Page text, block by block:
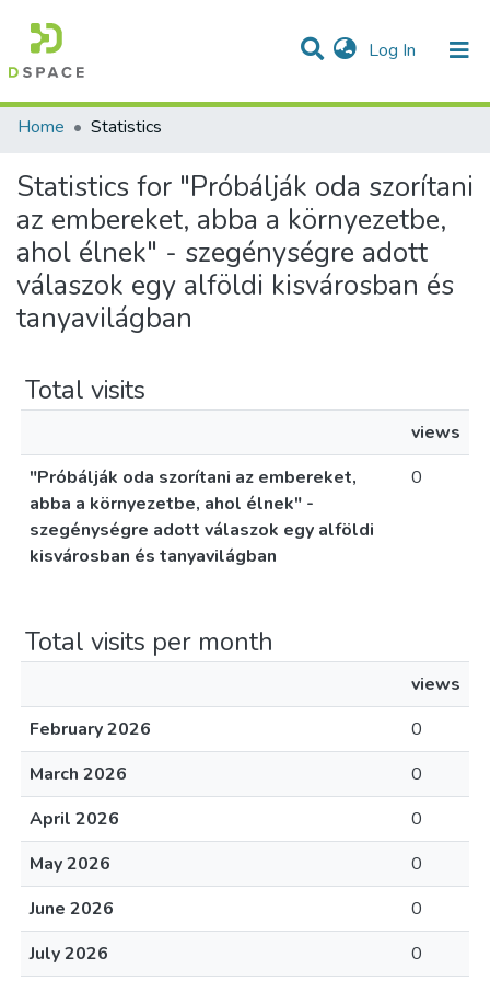
Log In (current)
Communities & Collections
All of DSpace
Home
Statistics
Statistics for "Próbálják oda szorítani
az embereket, abba a környezetbe,
ahol élnek" - szegénységre adott
válaszok egy alföldi kisvárosban és
tanyavilágban
Total visits
views
"Próbálják oda szorítani az embereket,
abba a környezetbe, ahol élnek" -
szegénységre adott válaszok egy alföldi
kisvárosban és tanyavilágban
0
Total visits per month
views
February 2026
0
March 2026
0
April 2026
0
May 2026
0
June 2026
0
July 2026
0